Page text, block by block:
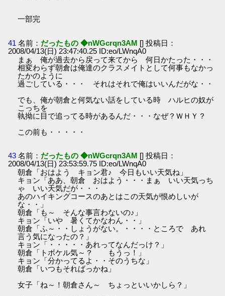
一部完
41 名前： だったもの ◆nWGcrqn3AM [] 投稿日：
2008/04/13(日) 23:47:40.25 ID:eo/LWnqA0
まぁ 俺が過去から戻って来てから 何日かたった・・・
相変わらず朝倉は俺達のクラスメイトとして何事もなかっ
たかのように
過ごしている・・・ それはそれで俺はいいんだがな・・
でも、俺が朝倉と何気ない話をしている時 ハルヒの奴が
こっちを
執拗に目で追ってる時があるんだ・・・なぜ？ＷＨＹ？
この前も・・・・・
43 名前： だったもの ◆nWGcrqn3AM [] 投稿日：
2008/04/13(日) 23:53:59.75 ID:eo/LWnqA0
朝倉「おはよう キョン君♪ 今日もいい天気ね」
キョン「ああ、朝倉 おはよう・・・まぁ いい天気っち
ゃ いい天気だが・・・
あのハイキングコースのあとはこの天気が恨めしいが
な・・」
朝倉「も～ そんな事言わないの♪」
キョン「いや 暑くてかなわん・・」
朝倉「ふ～・・しょうがない。・・・・ところで あれ
言う気になったの？」
キョン「・・・・・あれってなんだっけ？」
朝倉「トボケル気～？ もうっ！」
キョン「分かってるよ・・そのうちな」
朝倉「いつもそればっかね」
女子「ね～！朝倉さん～ ちょっといいかしら？」